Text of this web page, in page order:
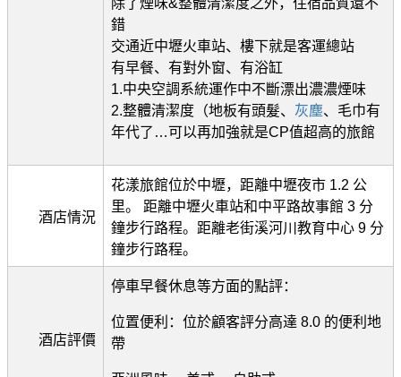
錯
交通近中壢火車站、樓下就是客運總站
有早餐、有對外窗、有浴缸
1.中央空調系統運作中不斷漂出濃濃煙味
2.整體清潔度（地板有頭髮、 灰塵、毛巾有
年代了…可以再加強就是CP值超高的旅館
酒店情況
花漾旅館位於中壢，距離中壢夜市 1.2 公
里。 距離中壢火車站和中平路故事館 3 分
鐘步行路程。距離老街溪河川教育中心 9 分
鐘步行路程。
酒店評價
停車早餐休息等方面的點評：
位置便利：位於顧客評分高達 8.0 的便利地
帶